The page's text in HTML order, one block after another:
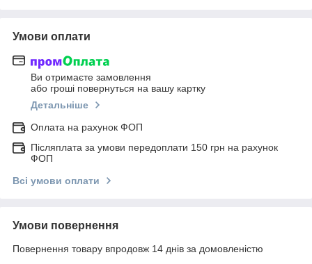
Умови оплати
Ви отримаєте замовлення
або гроші повернуться на вашу картку
Детальніше
Оплата на рахунок ФОП
Післяплата за умови передоплати 150 грн на рахунок
ФОП
Всі умови оплати
Умови повернення
Повернення товару впродовж 14 днів за домовленістю